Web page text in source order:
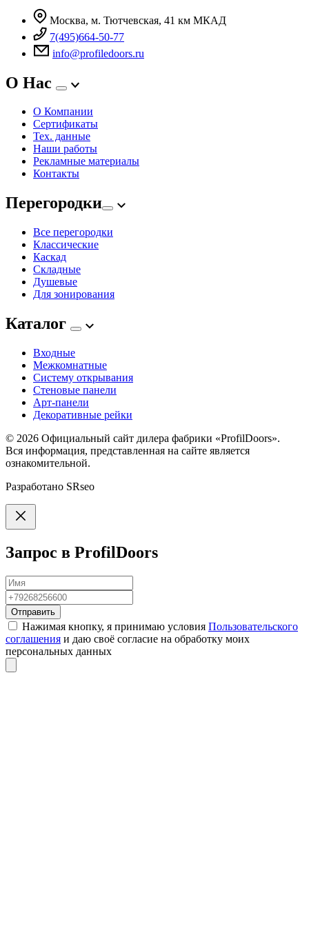
Москва, м. Тютчевская, 41 км МКАД
7(495)664-50-77
info@profiledoors.ru
О Нас
О Компании
Сертификаты
Тех. данные
Наши работы
Рекламные материалы
Контакты
Перегородки
Все перегородки
Классические
Каскад
Складные
Душевые
Для зонирования
Каталог
Входные
Межкомнатные
Систему открывания
Стеновые панели
Арт-панели
Декоративные рейки
© 2026 Официальный сайт дилера фабрики «ProfilDoors».
Вся информация, представленная на сайте является
ознакомительной.
Разработано SRseo
Запрос в ProfilDoors
Отправить
Нажимая кнопку, я принимаю условия Пользовательского
соглашения и даю своё согласие на обработку моих
персональных данных